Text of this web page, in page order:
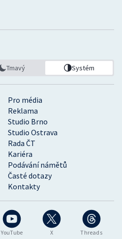
YouTube X Threads
Pro média
Reklama
Studio Brno
Studio Ostrava
Rada ČT
Kariéra
Podávání námětů
Časté dotazy
Kontakty
Tmavý Systém